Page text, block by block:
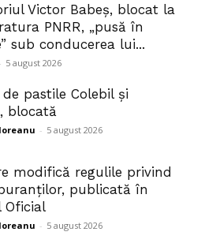
Victor Babeș, blocat la
PNRR, „pusă în
sub conducerea lui...
- 5 august 2026
pastile Colebil și
blocată
- 5 august 2026
modifică regulile privind
publicată în
Oficial
- 5 august 2026